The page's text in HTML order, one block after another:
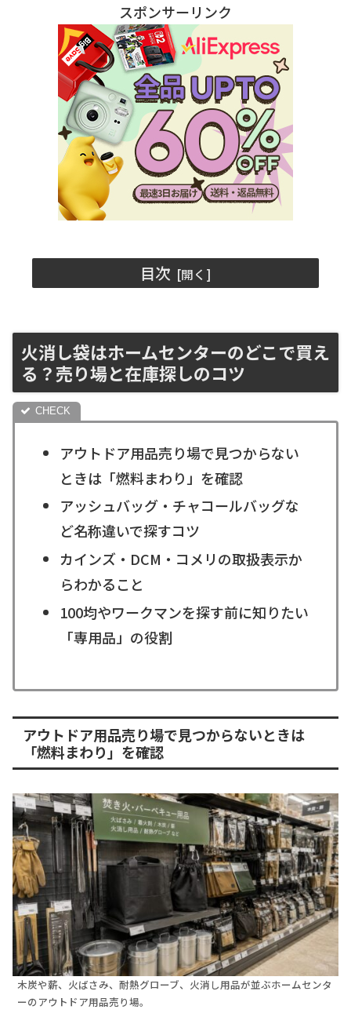
スポンサーリンク
目次
火消し袋はホームセンターのどこで買え
る？売り場と在庫探しのコツ
アウトドア用品売り場で見つからない
ときは「燃料まわり」を確認
アッシュバッグ・チャコールバッグな
ど名称違いで探すコツ
カインズ・DCM・コメリの取扱表示か
らわかること
100均やワークマンを探す前に知りたい
「専用品」の役割
アウトドア用品売り場で見つからないときは
「燃料まわり」を確認
木炭や薪、火ばさみ、耐熱グローブ、火消し用品が並ぶホームセンタ
ーのアウトドア用品売り場。